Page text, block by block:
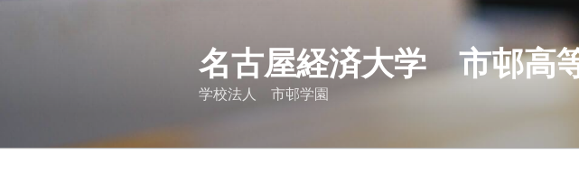
名古屋経済大学 市邨高
学校法人 市邨学園